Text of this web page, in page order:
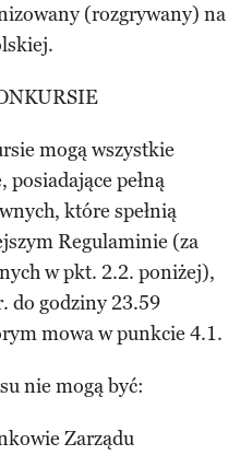
(rozgrywany) na
mogą wszystkie
posiadające pełną
które spełnią
Regulaminie (za
w pkt. 2.2. poniżej),
do godziny 23.59
mowa w punkcie 4.1.
nie mogą być:
Zarządu